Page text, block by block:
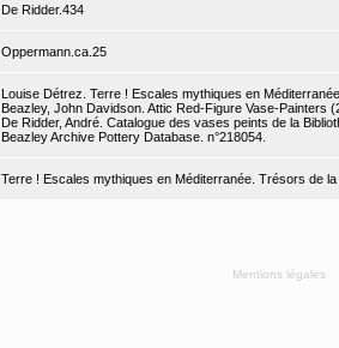
De Ridder.434
Oppermann.ca.25
Louise Détrez. Terre ! Escales mythiques en
Beazley, John Davidson. Attic Red-Figure Vase-Painters
De Ridder, André. Catalogue des vases peints de la
Beazley Archive Pottery Database. n°218054.
Terre ! Escales mythiques en Méditerranée. Trésors de
Mentions légales